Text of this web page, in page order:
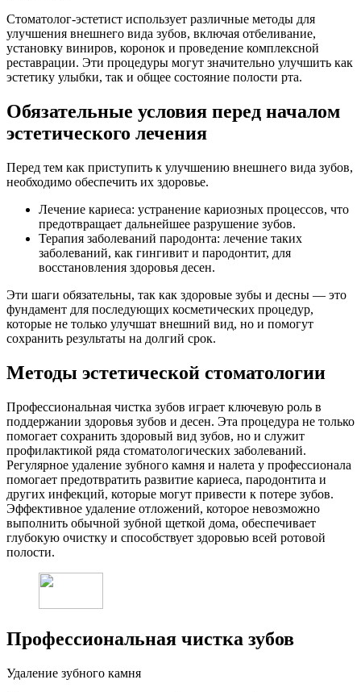
Стоматолог-эстетист использует различные методы для
улучшения внешнего вида зубов, включая отбеливание,
установку виниров, коронок и проведение комплексной
реставрации. Эти процедуры могут значительно улучшить как
эстетику улыбки, так и общее состояние полости рта.
Обязательные условия перед началом
эстетического лечения
Перед тем как приступить к улучшению внешнего вида зубов,
необходимо обеспечить их здоровье.
Лечение кариеса: устранение кариозных процессов, что
предотвращает дальнейшее разрушение зубов.
Терапия заболеваний пародонта: лечение таких
заболеваний, как гингивит и пародонтит, для
восстановления здоровья десен.
Эти шаги обязательны, так как здоровые зубы и десны — это
фундамент для последующих косметических процедур,
которые не только улучшат внешний вид, но и помогут
сохранить результаты на долгий срок.
Методы эстетической стоматологии
Профессиональная чистка зубов играет ключевую роль в
поддержании здоровья зубов и десен. Эта процедура не только
помогает сохранить здоровый вид зубов, но и служит
профилактикой ряда стоматологических заболеваний.
Регулярное удаление зубного камня и налета у профессионала
помогает предотвратить развитие кариеса, пародонтита и
других инфекций, которые могут привести к потере зубов.
Эффективное удаление отложений, которое невозможно
выполнить обычной зубной щеткой дома, обеспечивает
глубокую очистку и способствует здоровью всей ротовой
полости.
Профессиональная чистка зубов
Удаление зубного камня